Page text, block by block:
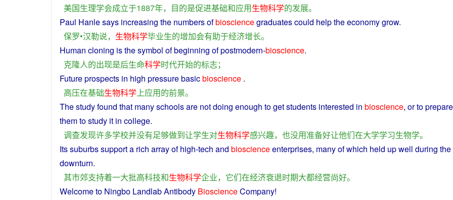
美国生理学会成立于1887年， 目的是促进基础和应用生物科学的发展。
Paul Hanlesays increasing the numbersofbiosciencegraduatescould helptheeconomygrow.
保罗•汉勒说， 生物科学毕业生的增加会有助于经济增长。
Human cloning isthesymbol ofbeginning ofpostmodern-bioscience.
克隆人的出现是后生命科学时代开始的标志；
Futureprospects in high pressurebasicbioscience .
高压在基础生物科学上应用的前景。
Thestudyfound that manyschoolsare notdoing enough togetstudents interested in bioscience, or toprepare
themtostudy it in college.
调查发现许多学校并没有足够做到让学生对生物科学感兴趣， 也没用准备好让他们在大学学习生物学。
Itssuburbssupporta rich arrayof high-tech and bioscienceenterprises, many of which held upwell during the
downturn.
其市郊支持着一大批高科技和生物科学企业， 它们在经济衰退时期大都经营尚好。
Welcometo Ningbo LandlabAntibody BioscienceCompany!